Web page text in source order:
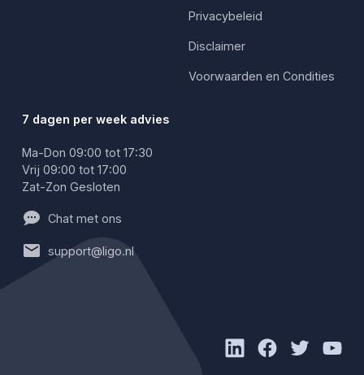
Privacybeleid
Disclaimer
Voorwaarden en Condities
7 dagen per week advies
Ma-Don 09:00 tot 17:30
Vrij 09:00 tot 17:00
Zat-Zon Gesloten
Chat met ons
support@ligo.nl